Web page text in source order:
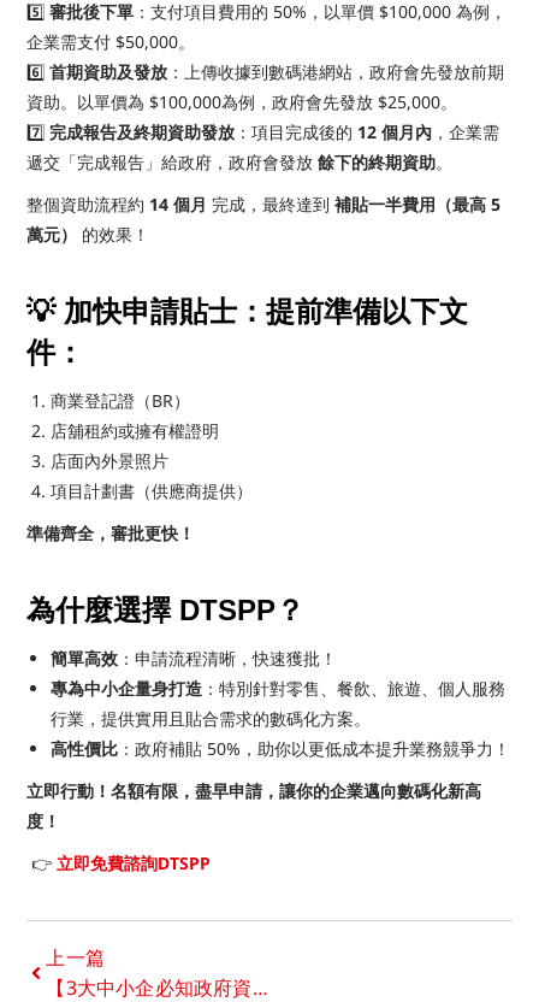
5️⃣審批後下單 ：支付項目費用的 50%，以單價 $100,000 為例，
企業需支付 $50,000。
6️⃣首期資助及發放 ：上傳收據到數碼港網站，政府會先發放前期
資助。以單價為 $100,000為例，政府會先發放 $25,000。
7️⃣ 完成報告及終期資助發放 ：項目完成後的 12 個月內 ，企業需
遞交「完成報告」給政府，政府會發放餘下的終期資助。
整個資助流程約 14 個月 完成，最終達到補貼一半費用（最高 5
萬元）
的效果！
💡 加快申請貼士：提前準備以下文
件：
商業登記證（BR）
店舖租約或擁有權證明
店面內外景照片
項目計劃書（供應商提供）
準備齊全，審批更快！
為什麼選擇 DTSPP？
簡單高效 ：申請流程清晰，快速獲批！
專為中小企量身打造 ：特別針對零售、餐飲、旅遊、個人服務
行業，提供實用且貼合需求的數碼化方案。
高性價比 ：政府補貼 50%，助你以更低成本提升業務競爭力！
立即行動！名額有限，盡早申請，讓你的企業邁向數碼化新高
度！
👉立即免費諮詢DTSPP
上一篇
【3大中小企必知政府資助】一文了解TVP、EMF、BUD基金分別